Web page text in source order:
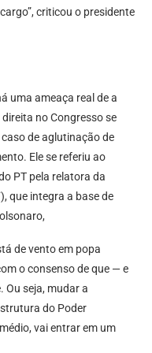
criticou o presidente
uma ameaça real de a
no Congresso se
de aglutinação de
Ele se referiu ao
PT pela relatora da
que integra a base de
de vento em popa
o consenso de que — e
Ou seja, mudar a
do Poder
vai entrar em um